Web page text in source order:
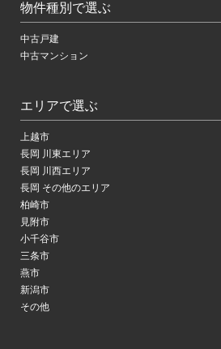
物件種別で選ぶ
中古戸建
中古マンション
エリアで選ぶ
上越市
長岡 川東エリア
長岡 川西エリア
長岡 その他のエリア
柏崎市
見附市
小千谷市
三条市
燕市
新潟市
その他